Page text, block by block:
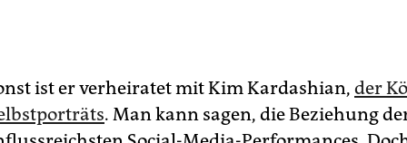
ist er verheiratet mit Kim Kardashian, der
. Man kann sagen, die Beziehung